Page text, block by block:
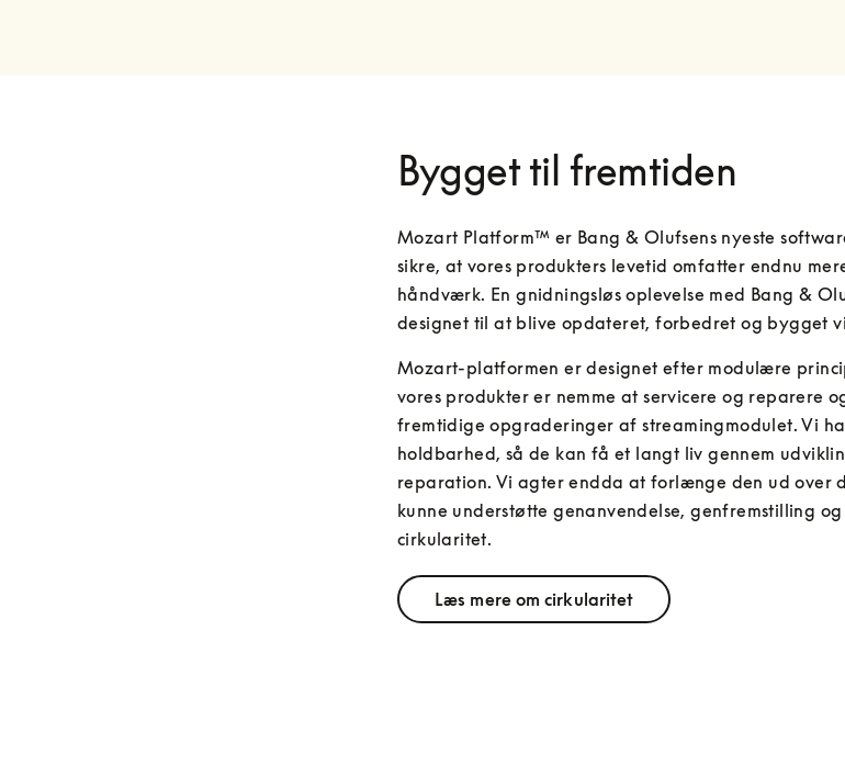
Bygget til fremtiden
Mozart Platform™ er Bang & Olufsens nyeste
sikre, at vores produkters levetid omfatter endnu
håndværk. En gnidningsløs oplevelse med Bang &
designet til at blive opdateret, forbedret og bygget
Mozart-platformen er designet efter modulære
vores produkter er nemme at servicere og reparere
fremtidige opgraderinger af streamingmodulet. Vi
holdbarhed, så de kan få et langt liv gennem
reparation. Vi agter endda at forlænge den ud over
kunne understøtte genanvendelse, genfremstilling
cirkularitet.
Læs mere om cirkularitet